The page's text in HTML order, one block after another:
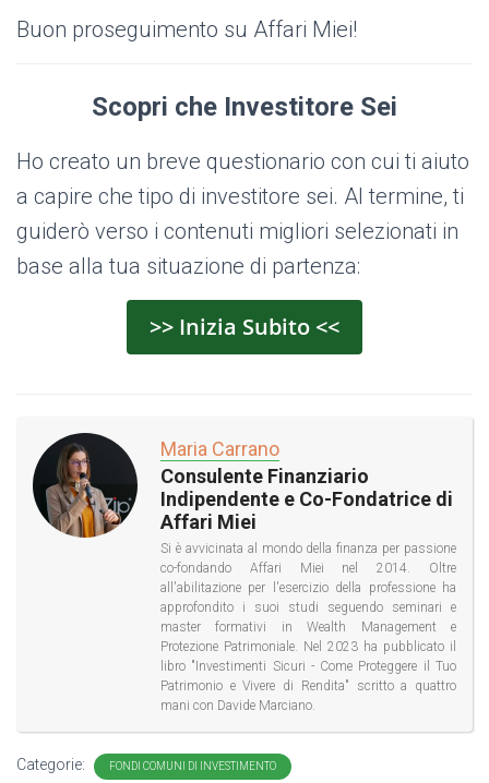
Buon proseguimento su Affari Miei!
Scopri che Investitore Sei
Ho creato un breve questionario con cui ti aiuto
a capire che tipo di investitore sei. Al termine, ti
guiderò verso i contenuti migliori selezionati in
base alla tua situazione di partenza:
>> Inizia Subito <<
Maria Carrano
Consulente Finanziario
Indipendente e Co-Fondatrice di
Affari Miei
Si è avvicinata al mondo della finanza per passione
co-fondando Affari Miei nel 2014. Oltre
all'abilitazione per l'esercizio della professione ha
approfondito i suoi studi seguendo seminari e
master formativi in Wealth Management e
Protezione Patrimoniale. Nel 2023 ha pubblicato il
libro "Investimenti Sicuri - Come Proteggere il Tuo
Patrimonio e Vivere di Rendita" scritto a quattro
mani con Davide Marciano.
Categorie: FONDI COMUNI DI INVESTIMENTO